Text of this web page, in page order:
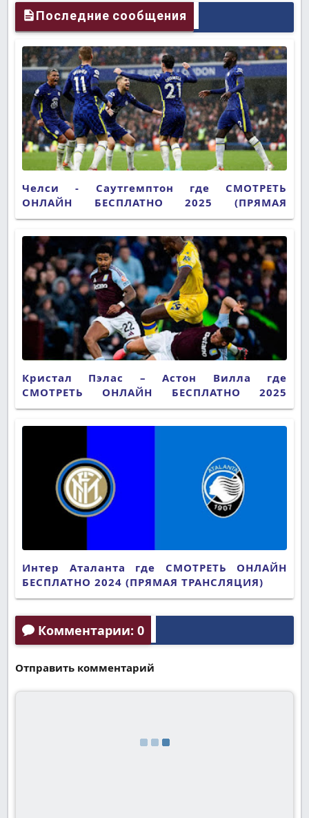
Последние сообщения
Челси - Саутгемптон где СМОТРЕТЬ
ОНЛАЙН БЕСПЛАТНО 2025 (ПРЯМАЯ
ТРАНСЛЯЦИЯ)
Кристал Пэлас – Астон Вилла где
СМОТРЕТЬ ОНЛАЙН БЕСПЛАТНО 2025
(ПРЯМАЯ ТРАНСЛЯЦИЯ)
Интер Аталанта где СМОТРЕТЬ ОНЛАЙН
БЕСПЛАТНО 2024 (ПРЯМАЯ ТРАНСЛЯЦИЯ)
Комментарии: 0
Отправить комментарий